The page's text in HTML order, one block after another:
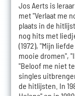
Jos Aerts is
met "Verlaat me
plaats in de
nog hits met
(1972), "Mijn
mooie dromen",
"Beloof me niet
singles
de hitlijsten. In